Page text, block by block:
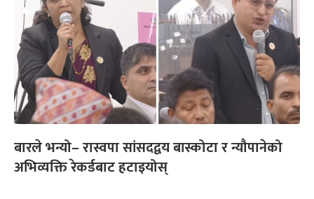
बारले भन्यो– रास्वपा सांसदद्वय बास्कोटा र न्यौपानेको
अभिव्यक्ति रेकर्डबाट हटाइयोस्